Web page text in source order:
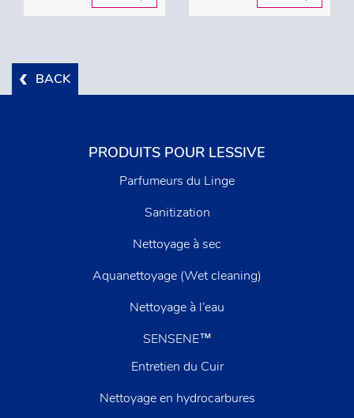
BACK
PRODUITS POUR LESSIVE
Parfumeurs du Linge
Sanitization
Nettoyage à sec
Aquanettoyage (Wet cleaning)
Nettoyage à l’eau
SENSENE™
Entretien du Cuir
Nettoyage en hydrocarbures